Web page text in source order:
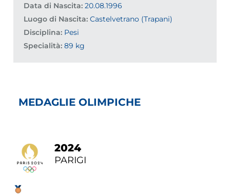
Data di Nascita: 20.08.1996
Luogo di Nascita: Castelvetrano (Trapani)
Disciplina: Pesi
Specialità: 89 kg
MEDAGLIE OLIMPICHE
2024
PARIGI